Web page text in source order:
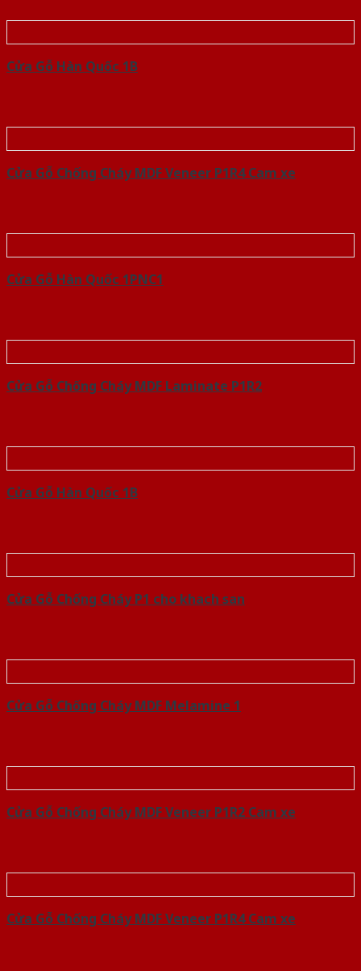
Cửa Gỗ Hàn Quốc 1B
Cửa Gỗ Chống Cháy MDF Veneer P1R4 Cam xe
Cửa Gỗ Hàn Quốc 1PNC1
Cửa Gỗ Chống Cháy MDF Laminate P1R2
Cửa Gỗ Hàn Quốc 1B
Cửa Gỗ Chống Cháy P1 cho khach san
Cửa Gỗ Chống Cháy MDF Melamine 1
Cửa Gỗ Chống Cháy MDF Veneer P1R2 Cam xe
Cửa Gỗ Chống Cháy MDF Veneer P1R4 Cam xe